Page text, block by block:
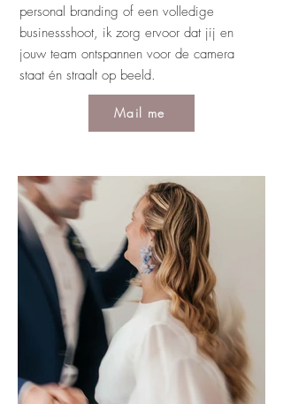
personal branding of een volledige
businessshoot, ik zorg ervoor dat jij en
jouw team ontspannen voor de camera
staat én straalt op beeld.
Mail me